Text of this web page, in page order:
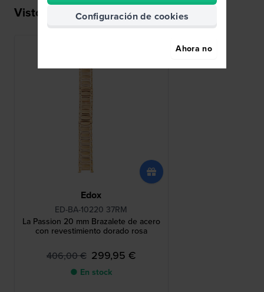
Visto recientemente
Edox
ED-BA-10220 37RM
La Passion 20 mm Brazalete de acero
con revestimiento dorado rosa
406,00 € 299,95 €
● En stock
Configuración de cookies
Ahora no